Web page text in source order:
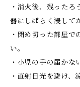
・消火後、残った
器にしばらく浸して
・閉め切った部屋
い。
・小児の手の届かな
・直射日光を避け、